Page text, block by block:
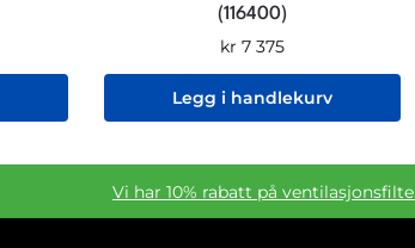
(116400)
kr 7 375
Legg i handlekurv
Vi har 10% rabatt på